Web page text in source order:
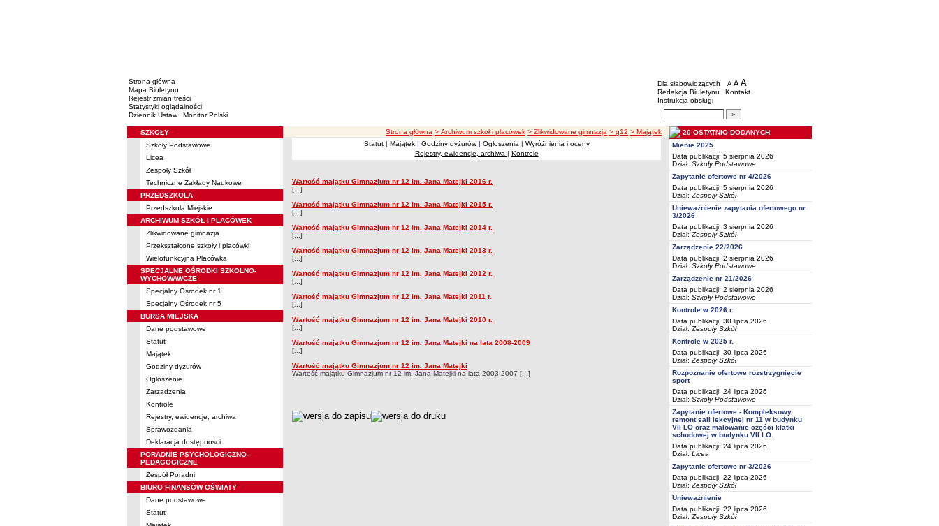
Strona główna
Mapa Biuletynu
Rejestr zmian treści
Statystyki oglądalności
Dziennik Ustaw
Monitor Polski
BIP - Oświata Częstochowa
Menu dodatkowe
Dla słabowidzących A pomniejsz czcionkę
A standardowy rozmiar czcionki
A
Redakcja Biuletynu
Kontakt
Instrukcja obsługi
Wyszukiwarka artykułów
Menu
SZKOŁY
Szkoły Podstawowe
Licea
Zespoły Szkół
Techniczne Zakłady Naukowe
PRZEDSZKOLA
Przedszkola Miejskie
ARCHIWUM SZKÓŁ I PLACÓWEK
Zlikwidowane gimnazja
Przekształcone szkoły i placówki
Wielofunkcyjna Placówka
SPECJALNE OŚRODKI SZKOLNO-
WYCHOWAWCZE
Specjalny Ośrodek nr 1
Specjalny Ośrodek nr 5
BURSA MIEJSKA
Dane podstawowe
Statut
Majątek
Godziny dyżurów
Ogłoszenie
Zarządzenia
Kontrole
Rejestry, ewidencje, archiwa
Sprawozdania
Deklaracja dostępności
PORADNIE PSYCHOLOGICZNO-
PEDAGOGICZNE
Zespół Poradni
BIURO FINANSÓW OŚWIATY
Dane podstawowe
Statut
ścieżka nawigacji
Strona główna > Archiwum szkół i placówek > Zlikwidowane gimnazja > g12 > Majątek
Statut| Majątek| Godziny dyżurów| Ogłoszenia | Wyróżnienia i oceny
Rejestry, ewidencje, archiwa | Kontrole
Majątek
Wartość majątku Gimnazjum nr 12 im. Jana Matejki 2016 r.
[...]
Wartość majątku Gimnazjum nr 12 im. Jana Matejki 2015 r.
[...]
Wartość majątku Gimnazjum nr 12 im. Jana Matejki 2014 r.
[...]
Wartość majątku Gimnazjum nr 12 im. Jana Matejki 2013 r.
[...]
Wartość majątku Gimnazjum nr 12 im. Jana Matejki 2012 r.
[...]
Wartość majątku Gimnazjum nr 12 im. Jana Matejki 2011 r.
[...]
Wartość majątku Gimnazjum nr 12 im. Jana Matejki 2010 r.
[...]
Wartość majątku Gimnazjum nr 12 im. Jana Matejki na lata 2008-2009
[...]
Wartość majątku Gimnazjum nr 12 im. Jana Matejki
Wartość majątku Gimnazjum nr 12 im. Jana Matejki na lata 2003-2007 [...]
metryczka
20 OSTATNIO DODANYCH
Mienie 2025
Data publikacji: 5 sierpnia 2026
Dział: Szkoły Podstawowe
Zapytanie ofertowe nr 4/2026
Data publikacji: 5 sierpnia 2026
Dział: Zespoły Szkół
Unieważnienie zapytania ofertowego nr
3/2026
Data publikacji: 3 sierpnia 2026
Dział: Zespoły Szkół
Zarządzenie 22/2026
Data publikacji: 2 sierpnia 2026
Dział: Szkoły Podstawowe
Zarządzenie nr 21/2026
Data publikacji: 2 sierpnia 2026
Dział: Szkoły Podstawowe
Kontrole w 2026 r.
Data publikacji: 30 lipca 2026
Dział: Zespoły Szkół
Kontrole w 2025 r.
Data publikacji: 30 lipca 2026
Dział: Zespoły Szkół
Rozpoznanie ofertowe rozstrzygnięcie
sport
Data publikacji: 24 lipca 2026
Dział: Szkoły Podstawowe
Zapytanie ofertowe - Kompleksowy
remont sali lekcyjnej nr 11 w budynku
VII LO oraz malowanie części klatki
schodowej w budynku VII LO.
Data publikacji: 24 lipca 2026
Dział: Licea
Zapytanie ofertowe nr 3/2026
Data publikacji: 22 lipca 2026
Dział: Zespoły Szkół
Unieważnienie
Data publikacji: 22 lipca 2026
Dział: Zespoły Szkół